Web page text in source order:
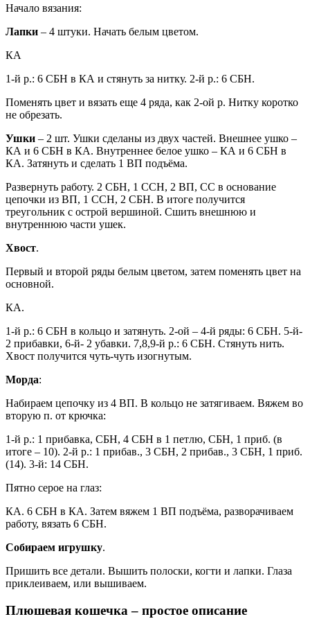
Начало вязания:
Лапки – 4 штуки. Начать белым цветом.
КА
1-й р.: 6 СБН в КА и стянуть за нитку. 2-й р.: 6 СБН.
Поменять цвет и вязать еще 4 ряда, как 2-ой р. Нитку коротко
не обрезать.
Ушки – 2 шт. Ушки сделаны из двух частей. Внешнее ушко –
КА и 6 СБН в КА. Внутреннее белое ушко – КА и 6 СБН в
КА. Затянуть и сделать 1 ВП подъёма.
Развернуть работу. 2 СБН, 1 ССН, 2 ВП, СС в основание
цепочки из ВП, 1 ССН, 2 СБН. В итоге получится
треугольник с острой вершиной. Сшить внешнюю и
внутреннюю части ушек.
Хвост.
Первый и второй ряды белым цветом, затем поменять цвет на
основной.
КА.
1-й р.: 6 СБН в кольцо и затянуть. 2-ой – 4-й ряды: 6 СБН. 5-й-
2 прибавки, 6-й- 2 убавки. 7,8,9-й р.: 6 СБН. Стянуть нить.
Хвост получится чуть-чуть изогнутым.
Морда:
Набираем цепочку из 4 ВП. В кольцо не затягиваем. Вяжем во
вторую п. от крючка:
1-й р.: 1 прибавка, СБН, 4 СБН в 1 петлю, СБН, 1 приб. (в
итоге – 10). 2-й р.: 1 прибав., 3 СБН, 2 прибав., 3 СБН, 1 приб.
(14). 3-й: 14 СБН.
Пятно серое на глаз:
КА. 6 СБН в КА. Затем вяжем 1 ВП подъёма, разворачиваем
работу, вязать 6 СБН.
Собираем игрушку.
Пришить все детали. Вышить полоски, когти и лапки. Глаза
приклеиваем, или вышиваем.
Плюшевая кошечка – простое описание